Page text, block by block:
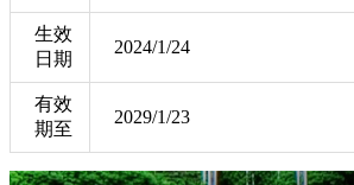
生效
日期
2024/1/24
有效
期至
2029/1/23